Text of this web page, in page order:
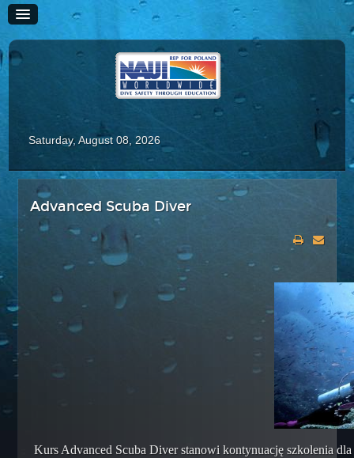
Saturday, August 08, 2026
HOME
HISTORIA
SZKOLENIE
Kursy Rekreacyjne
Scuba Diver
Adaptive Scuba Diver
Rescue Scuba Diver
Advanced Scuba Diver
Kurs Advanced Scuba Diver stanowi kontynuację szkolenia